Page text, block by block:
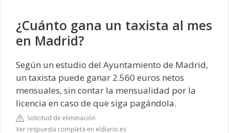
¿Cuánto gana un taxista al mes
en Madrid?
Según un estudio del Ayuntamiento de Madrid,
un taxista puede ganar 2.560 euros netos
mensuales, sin contar la mensualidad por la
licencia en caso de que siga pagándola.
Solicitud de eliminación
Ver respuesta completa en eldiario.es